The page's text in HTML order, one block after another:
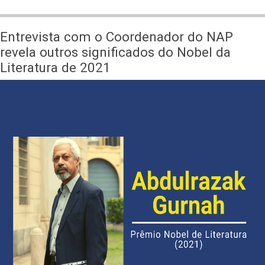
-
A
na
Literatura
e
na
Comunicação
Entrevista com o Coordenador do NAP
revela outros significados do Nobel da
Literatura de 2021